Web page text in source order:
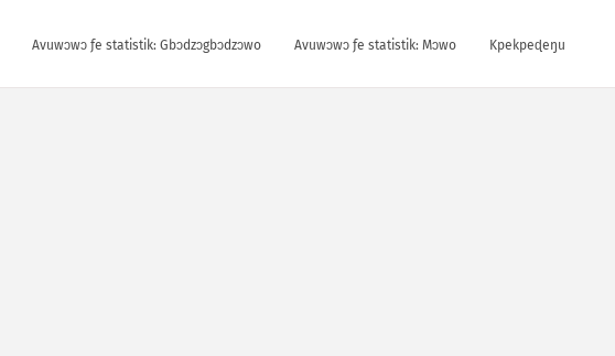
Avuwɔwɔ ƒe statistik: Gbɔdzɔgbɔdzɔwo Avuwɔwɔ ƒe statistik: Mɔwo Kpekpeɖeŋu